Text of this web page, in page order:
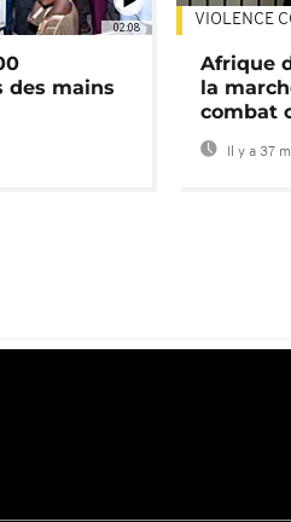
02:08
des mains
VIOLENCE
Afrique
la
combat
Il y a 37